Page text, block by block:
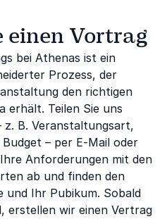
einen Vortrag
bei Athenas ist ein
Prozess, der
den richtigen
erhält. Teilen Sie uns
B. Veranstaltungsart,
– per E-Mail oder
Anforderungen mit den
ab und finden den
und Ihr Pubikum. Sobald
erstellen wir einen Vertrag